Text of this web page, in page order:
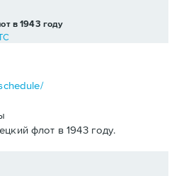
в 1943 году
флот в 1943 году.